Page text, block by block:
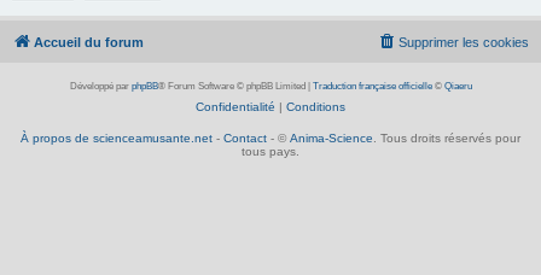
Accueil du forum Supprimer les cookies
Développé par phpBB® Forum Software © phpBB Limited Traduction française officielle© Qiaeru
Confidentialité | Conditions
À propos de scienceamusante.net - Contact - © Anima-Science . Tous droits réservés pour
tous pays.